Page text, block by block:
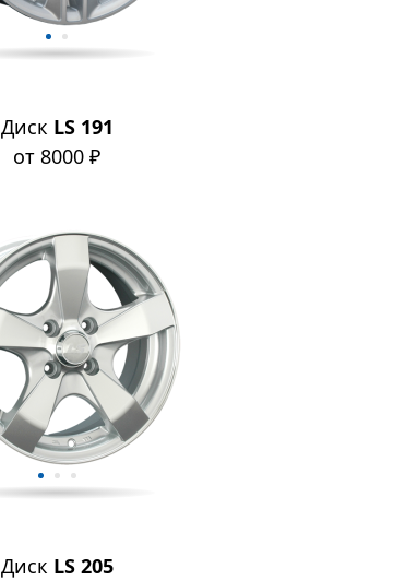
Диск LS 191
от 8000 ₽
Диск LS 205